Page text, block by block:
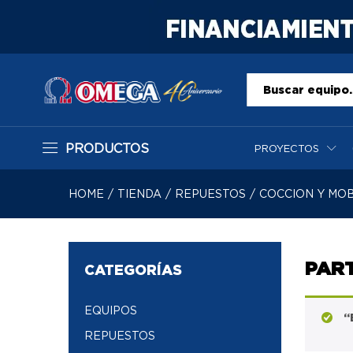
Todo
PRODUCTOS PROYECTOS
HOME / TIENDA / REPUESTOS / COCCION Y
CATEGORÍAS
EQUIPOS
REPUESTOS